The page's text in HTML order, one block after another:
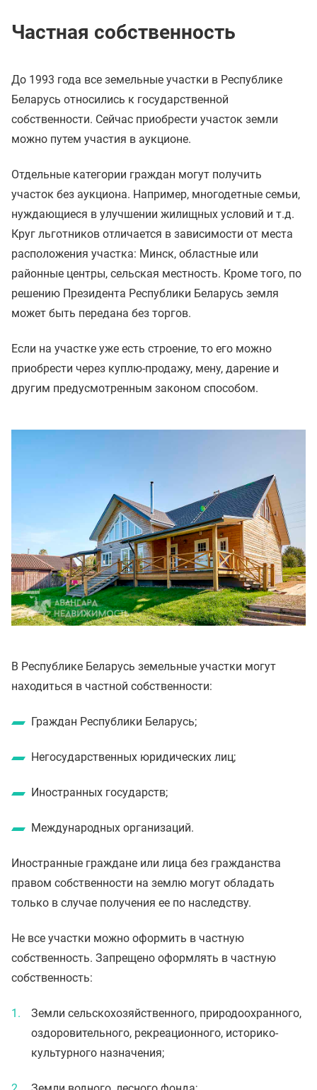
Частная собственность
До 1993 года все земельные участки в Республике
Беларусь относились к государственной
собственности. Сейчас приобрести участок земли
можно путем участия в аукционе.
Отдельные категории граждан могут получить
участок без аукциона. Например, многодетные семьи,
нуждающиеся в улучшении жилищных условий и т.д.
Круг льготников отличается в зависимости от места
расположения участка: Минск, областные или
районные центры, сельская местность. Кроме того, по
решению Президента Республики Беларусь земля
может быть передана без торгов.
Если на участке уже есть строение, то его можно
приобрести через куплю-продажу, мену, дарение и
другим предусмотренным законом способом.
В Республике Беларусь земельные участки могут
находиться в частной собственности:
Граждан Республики Беларусь;
Негосударственных юридических лиц;
Иностранных государств;
Международных организаций.
Иностранные граждане или лица без гражданства
правом собственности на землю могут обладать
только в случае получения ее по наследству.
Не все участки можно оформить в частную
собственность. Запрещено оформлять в частную
собственность:
Земли сельскохозяйственного, природоохранного,
оздоровительного, рекреационного, историко-
культурного назначения;